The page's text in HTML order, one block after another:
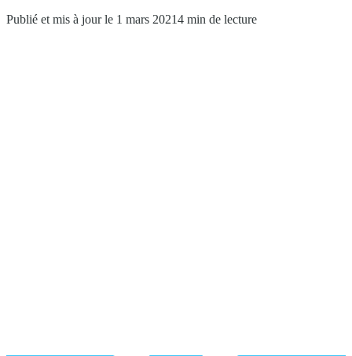
Publié et mis à jour le 1 mars 20214 min de lecture